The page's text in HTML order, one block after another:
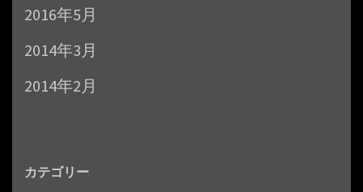
2016年5月
2014年3月
2014年2月
カテゴリー